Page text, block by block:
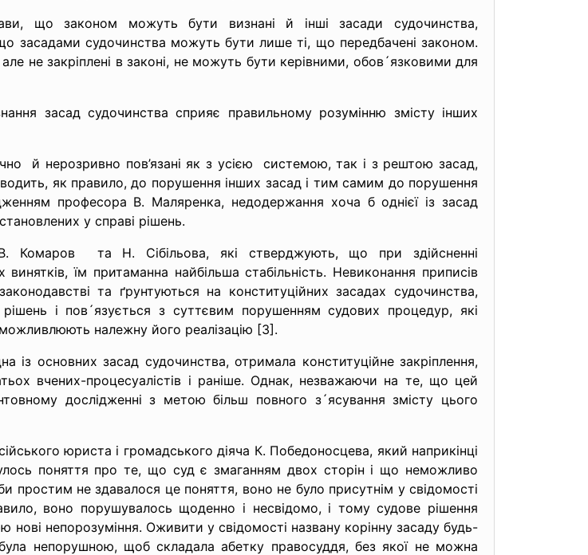
що законом можуть бути визнані й інші засади судочинства,
засадами судочинства можуть бути лише ті, що передбачені законом.
але не закріплені в законі, не можуть бути керівними, обов´язковими для
засад судочинства сприяє правильному розумінню змісту інших
й нерозривно пов’язані як з усією системою, так і з рештою засад,
як правило, до порушення інших засад і тим самим до порушення
професора В. Маляренка, недодержання хоча б однієї із засад
у справі рішень.
Комаров та Н. Сібільова, які стверджують, що при здійсненні
їм притаманна найбільша стабільність. Невиконання приписів
та ґрунтуються на конституційних засадах судочинства,
і пов´язується з суттєвим порушенням судових процедур, які
належну його реалізацію [3].
із основних засад судочинства, отримала конституційне закріплення,
вчених-процесуалістів і раніше. Однак, незважаючи на те, що цей
дослідженні з метою більш повного з´ясування змісту цього
юриста і громадського діяча К. Победоносцева, який наприкінці
поняття про те, що суд є змаганням двох сторін і що неможливо
простим не здавалося це поняття, воно не було присутнім у свідомості
воно порушувалось щоденно і несвідомо, і тому судове рішення
нові непорозуміння. Оживити у свідомості названу корінну засаду будь-
непорушною, щоб складала абетку правосуддя, без якої не можна